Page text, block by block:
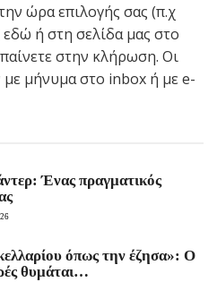
ώρα επιλογής σας (π.χ
ή στη σελίδα μας στο
στην κλήρωση. Οι
με μήνυμα στο inbox ή με e-
Ένας πραγματικός
όπως την έζησα»: Ο
θυμάται…